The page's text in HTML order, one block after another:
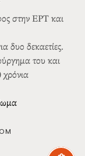
στην ΕΡΤ και
δυο δεκαετίες.
του και
χρόνια